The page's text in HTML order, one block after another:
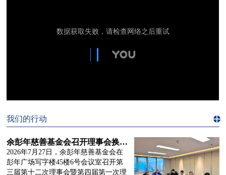
我们的行动
余彭年慈善基金会召开理事会换届会议
2026年7月27日，余彭年慈善基金会在
彭年广场写字楼45楼6号会议室召开第
三届第十二次理事会暨第四届第一次理
们的行